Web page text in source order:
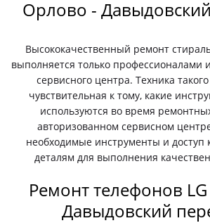
Орлово -
Высококачественный ремонт
выполняется только профессионалами
сервисного центра. Техника
чувствительная к тому, какие
используются во время
авторизованном сервисном
необходимые инструменты и доступ
деталям для выполнения
Ремонт телефонов
Давыдовский